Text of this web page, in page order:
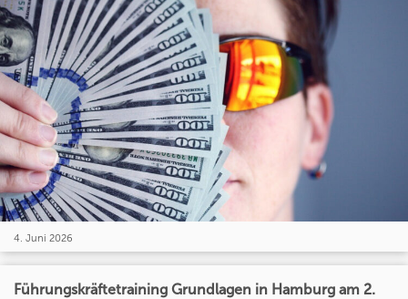
4. Juni 2026
Führungskräftetraining Grundlagen in Hamburg am 2.